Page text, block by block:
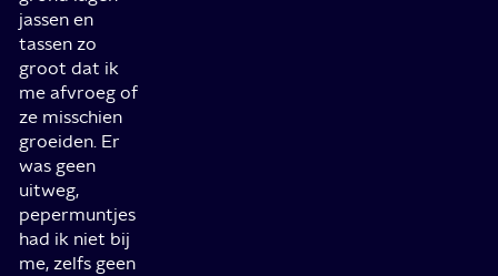
jassen en
tassen zo
groot dat ik
me afvroeg of
ze misschien
groeiden. Er
was geen
uitweg,
pepermuntjes
had ik niet bij
me, zelfs geen